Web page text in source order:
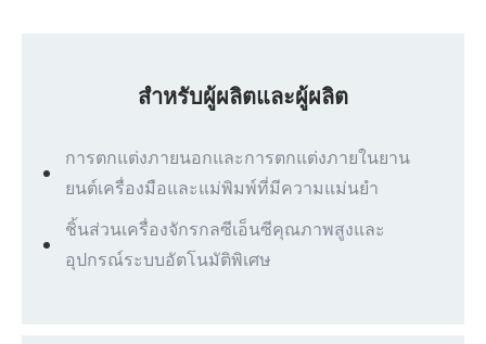
สำหรับผู้ผลิตและผู้ผลิต
การตกแต่งภายนอกและการตกแต่งภายในยาน
ยนต์เครื่องมือและแม่พิมพ์ที่มีความแม่นยำ
ชิ้นส่วนเครื่องจักรกลซีเอ็นซีคุณภาพสูงและ
อุปกรณ์ระบบอัตโนมัติพิเศษ